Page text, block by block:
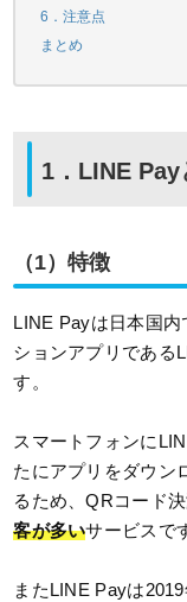
6．注意点
まとめ
1．LINE Pay
（1）特徴
LINE Payは日本国
ションアプリである
す。
スマートフォンに
たにアプリをダウン
るため、QRコード
客が多いサービスで
またLINE Payは